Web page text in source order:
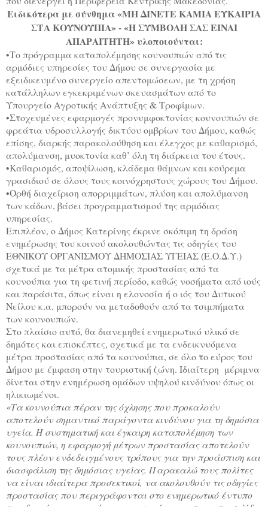
Ειδικότερα με σύνθημα «ΜΗ ΔΙΝΕΤΕ ΚΑΜΙΑ ΕΥΚΑΙΡΙΑ
ΣΤΑ ΚΟΥΝΟΥΠΙΑ» - «Η ΣΥΜΒΟΛΗ ΣΑΣ ΕΙΝΑΙ
ΑΠΑΡΑΙΤΗΤΗ» υλοποιούνται:
•Το πρόγραμμα καταπολέμησης κουνουπιών από τις
αρμόδιες υπηρεσίες του Δήμου σε συνεργασία με
εξειδικευμένο συνεργείο απεντομώσεων, με τη χρήση
κατάλληλων εγκεκριμένων σκευασμάτων από το
Υπουργείο Αγροτικής Ανάπτυξης & Τροφίμων.
•Στοχευμένες εφαρμογές προνυμφοκτονίας κουνουπιών σε
φρεάτια υδροσυλλογής δικτύου ομβρίων του Δήμου, καθώς
επίσης, διαρκής παρακολούθηση και έλεγχος με καθαρισμό,
απολύμανση, μυοκτονία καθ’ όλη τη διάρκεια του έτους.
•Καθαρισμός, αποψίλωση, κλάδεμα θάμνων και κούρεμα
γρασιδιού σε όλους τους κοινόχρηστους χώρους του Δήμου.
•Ορθή διαχείριση απορριμμάτων, πλύση και απολύμανση
των κάδων, βάσει προγραμματισμού της αρμόδιας
υπηρεσίας.
Επιπλέον, ο Δήμος Κατερίνης έκρινε σκόπιμη τη δράση
ενημέρωσης του κοινού ακολουθώντας τις οδηγίες του
ΕΘΝΙΚΟΥ ΟΡΓΑΝΙΣΜΟΥ ΔΗΜΟΣΙΑΣ ΥΓΕΙΑΣ (Ε.Ο.Δ.Υ.)
σχετικά με τα μέτρα ατομικής προστασίας από τα
κουνούπια για τη φετινή περίοδο, καθώς νοσήματα από ιούς
και παράσιτα, όπως είναι η ελονοσία ή ο ιός του Δυτικού
Νείλου κ.α. μπορούν να μεταδοθούν από τα τσιμπήματα
των κουνουπιών.
Στο πλαίσιο αυτό, θα διανεμηθεί ενημερωτικό υλικό σε
δημότες και επισκέπτες, σχετικά με τα ενδεικνυόμενα
μέτρα προστασίας από τα κουνούπια, σε όλο το εύρος του
Δήμου με έμφαση στην τουριστική ζώνη. Ιδιαίτερη μέριμνα
δίνεται στην ενημέρωση ομάδων υψηλού κινδύνου όπως οι
ηλικιωμένοι.
«Τα κουνούπια πέραν της όχλησης που προκαλούν
αποτελούν σημαντικό παράγοντα κινδύνου για τη δημόσια
υγεία. Η συστηματική και έγκαιρη καταπολέμηση των
κουνουπιών, η εφαρμογή μέτρων προστασίας αποτελούν
τους πλέον ενδεδειγμένους τρόπους για την προάσπιση και
διασφάλιση της δημόσιας υγείας. Παρακαλώ τους πολίτες
να είναι ιδιαίτερα προσεκτικοί, να ακολουθούν τις οδηγίες
προστασίας που περιγράφονται στο ενημερωτικό έντυπο